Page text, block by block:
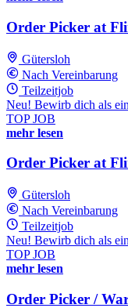
Order Picker at
Gütersloh
Nach Vereinbarung
Teilzeitjob
Neu! Bewirb dich als
TOP JOB
mehr lesen
Order Picker at
Gütersloh
Nach Vereinbarung
Teilzeitjob
Neu! Bewirb dich als
TOP JOB
mehr lesen
Order Picker /